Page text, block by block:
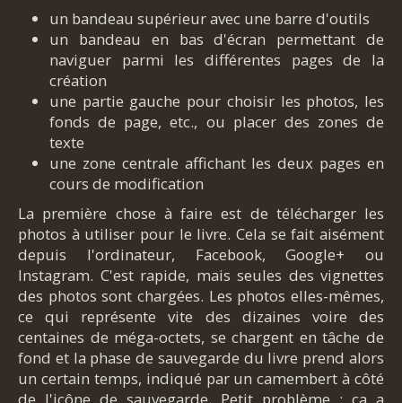
un bandeau supérieur avec une barre d'outils
un bandeau en bas d'écran permettant de
naviguer parmi les différentes pages de la
création
une partie gauche pour choisir les photos, les
fonds de page, etc., ou placer des zones de
texte
une zone centrale affichant les deux pages en
cours de modification
La première chose à faire est de télécharger les
photos à utiliser pour le livre. Cela se fait aisément
depuis l'ordinateur, Facebook, Google+ ou
Instagram. C'est rapide, mais seules des vignettes
des photos sont chargées. Les photos elles-mêmes,
ce qui représente vite des dizaines voire des
centaines de méga-octets, se chargent en tâche de
fond et la phase de sauvegarde du livre prend alors
un certain temps, indiqué par un camembert à côté